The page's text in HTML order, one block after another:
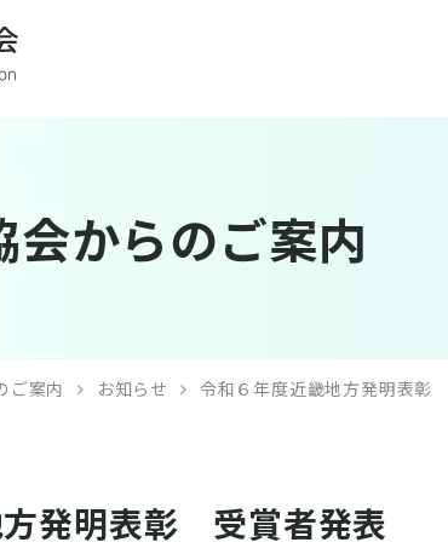
会からのご案内
ご案内 お知らせ 令和６年度近畿地方発明表彰
発明表彰 受賞者発表